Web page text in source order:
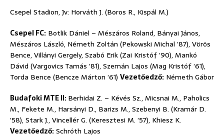
Csepel Stadion, Jv: Horváth J. (Boros R., Kispál M.)
Csepel FC: Botlik Dániel – Mészáros Roland, Bányai János,
Mészáros László, Németh Zoltán (Pekowski Michal ’87), Vörös
Bence, Villányi Gergely, Szabó Erik (Zai Kristóf ’90), Mankó
Dávid (Vargovics Tamás ’81), Szemán Lajos (Mag Kristóf ’61),
Torda Bence (Bencze Márton ’61) Vezetőedző: Németh Gábor
Budafoki MTE II:Berhidai Z. – Kévés Sz., Micsnai M., Paholics
M., Fekete M., Harsányi D., Barizs M., Szebenyi B. (Kramár D.
’58), Stark J., Vincellér G. (Keresztesi M. ’57), Khiesz K.
Vezetőedző:Schróth Lajos